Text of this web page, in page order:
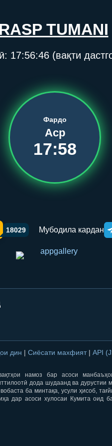
TUMANI
17:56:46(вақти
Фардо
Аср
17:58
18029 Мубодила кардан
дин | Сиёсати махфият | API
намоз бар асоси
дода шудаанд ва дурустии
ба минтақа, усули ҳисоб,
дар асоси хулосаи Кумита оид